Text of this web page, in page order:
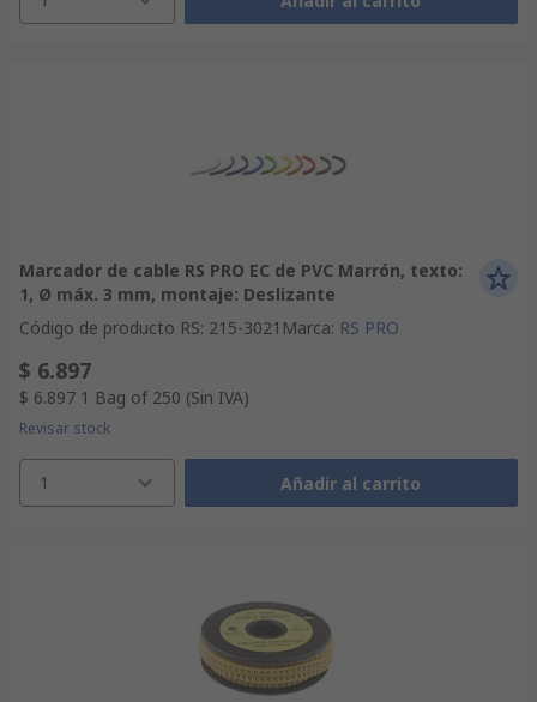
Marcador de cable RS PRO EC de PVC Marrón, texto:
1, Ø máx. 3 mm, montaje: Deslizante
Código de producto RS: 215-3021 Marca: RS PRO
$ 6.897
$ 6.897 1 Bag of 250 (Sin IVA)
Revisar stock
1 Añadir al carrito